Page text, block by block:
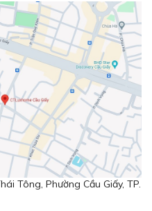
Tông, Phường Cầu Giấy, TP.